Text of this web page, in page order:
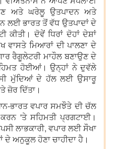
ਅਤੇ ਘਰੇਲੂ ਉਤਪਾਦਨ ਅਤੇ
ਲਈ ਭਾਰਤ ਤੋਂ ਵੱਧ ਉਤਪਾਦਾਂ ਦੇ
ਕੀਤੀ। ਦੋਵੇਂ ਧਿਰਾਂ ਦੋਹਾਂ ਦੇਸ਼ਾਂ
ਮਿਆਰਾਂ ਦੀ ਪਾਲਣਾ ਦੇ
ਰੈਗੂਲੇਟਰੀ ਮਾਹੌਲ ਬਣਾਉਣ ਦੇ
ਹੋਈਆਂ। ਉਨ੍ਹਾਂ ਨੇ ਦੁਵੱਲੇ
ਮੁੱਦਿਆਂ ਦੇ ਹੱਲ ਲਈ ਉਸਾਰੂ
ਜ਼ੋਰ ਦਿੱਤਾ।
ਵਪਾਰ ਸਮਝੌਤੇ ਦੀ ਚੱਲ
'ਤੇ ਸਹਿਮਤੀ ਪ੍ਰਗਟਾਈ।
ਲਾਭਕਾਰੀ, ਵਪਾਰ ਲਈ ਸੌਖਾ
ਅਨੁਕੂਲ ਹੋਣਾ ਚਾਹੀਦਾ ਹੈ।